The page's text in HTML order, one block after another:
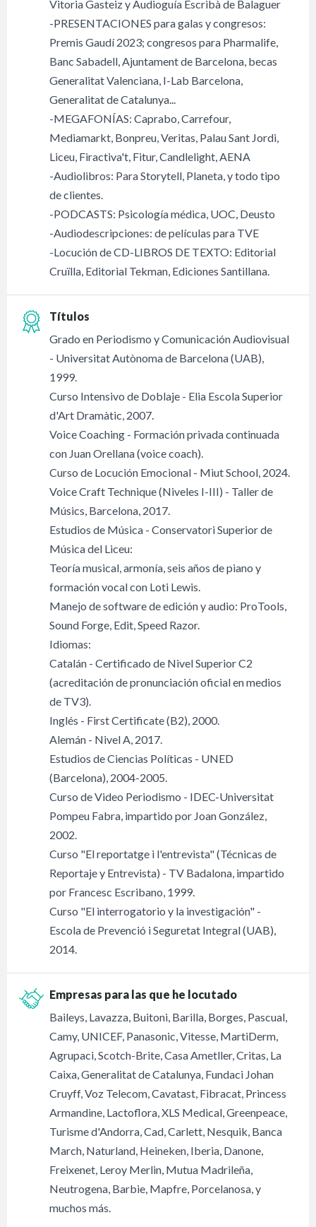
Vitoria Gasteiz y Audioguía Escribà de Balaguer
-PRESENTACIONES para galas y congresos:
Premis Gaudí 2023; congresos para Pharmalife,
Banc Sabadell, Ajuntament de Barcelona, becas
Generalitat Valenciana, I-Lab Barcelona,
Generalitat de Catalunya...
-MEGAFONÍAS: Caprabo, Carrefour,
Mediamarkt, Bonpreu, Veritas, Palau Sant Jordi,
Liceu, Firactiva't, Fitur, Candlelight, AENA
-Audiolibros: Para Storytell, Planeta, y todo tipo
de clientes.
-PODCASTS: Psicología médica, UOC, Deusto
-Audiodescripciones: de películas para TVE
-Locución de CD-LIBROS DE TEXTO: Editorial
Cruïlla, Editorial Tekman, Ediciones Santillana.
Títulos
Grado en Periodismo y Comunicación Audiovisual
- Universitat Autònoma de Barcelona (UAB),
1999.
Curso Intensivo de Doblaje - Elia Escola Superior
d'Art Dramàtic, 2007.
Voice Coaching - Formación privada continuada
con Juan Orellana (voice coach).
Curso de Locución Emocional - Miut School, 2024.
Voice Craft Technique (Niveles I-III) - Taller de
Músics, Barcelona, 2017.
Estudios de Música - Conservatori Superior de
Música del Liceu:
Teoría musical, armonía, seis años de piano y
formación vocal con Loti Lewis.
Manejo de software de edición y audio: ProTools,
Sound Forge, Edit, Speed Razor.
Idiomas:
Catalán - Certificado de Nivel Superior C2
(acreditación de pronunciación oficial en medios
de TV3).
Inglés - First Certificate (B2), 2000.
Alemán - Nivel A, 2017.
Estudios de Ciencias Políticas - UNED
(Barcelona), 2004-2005.
Curso de Video Periodismo - IDEC-Universitat
Pompeu Fabra, impartido por Joan González,
2002.
Curso "El reportatge i l'entrevista" (Técnicas de
Reportaje y Entrevista) - TV Badalona, impartido
por Francesc Escribano, 1999.
Curso "El interrogatorio y la investigación" -
Escola de Prevenció i Seguretat Integral (UAB),
2014.
Empresas para las que he locutado
Baileys, Lavazza, Buitoni, Barilla, Borges, Pascual,
Camy, UNICEF, Panasonic, Vitesse, MartiDerm,
Agrupaci, Scotch-Brite, Casa Ametller, Critas, La
Caixa, Generalitat de Catalunya, Fundaci Johan
Cruyff, Voz Telecom, Cavatast, Fibracat, Princess
Armandine, Lactoflora, XLS Medical, Greenpeace,
Turisme d'Andorra, Cad, Carlett, Nesquik, Banca
March, Naturland, Heineken, Iberia, Danone,
Freixenet, Leroy Merlin, Mutua Madrileña,
Neutrogena, Barbie, Mapfre, Porcelanosa, y
muchos más.